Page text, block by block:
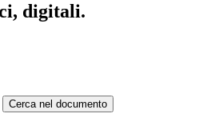
digitali.
Cerca nel documento